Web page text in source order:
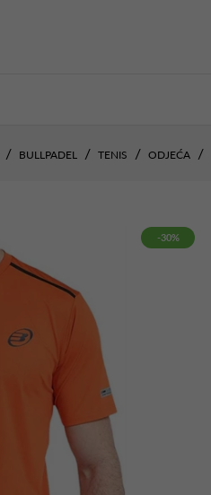
BULLPADEL TENIS ODJEĆA
-30%